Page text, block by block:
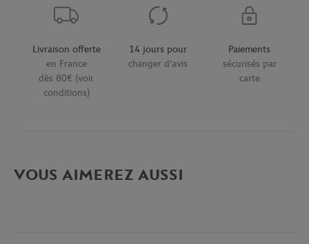
Livraison offerte
en France
dès 80€ (voir
conditions)
14 jours pour
changer d'avis
Paiements
sécurisés par
carte
VOUS AIMEREZ AUSSI